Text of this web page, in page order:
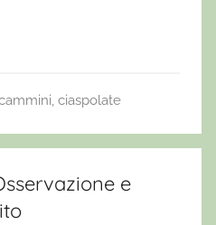
ciaspolate
e